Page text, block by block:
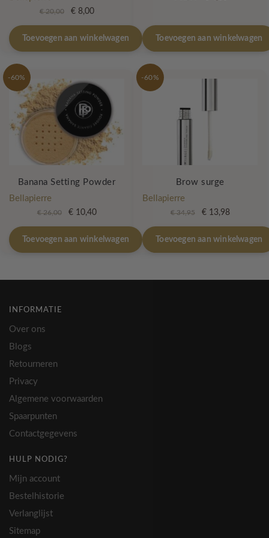
€20,00
Oorspronkelijke
prijs
was:
€ 20,00.
€8,00Huidige
prijs
is:
€ 8,00.
Toevoegen aan winkelwagen
€ 12,00.€ 4,80.
Toevoegen aan winkelwagen
-60%
Banana Setting Powder
Bellapierre
€26,00
Oorspronkelijke
prijs
was:
€ 26,00.
€10,40Huidige
prijs
is:
€ 10,40.
Toevoegen aan winkelwagen
-60%
Brow surge
Bellapierre
€34,95
Oorspronkelijke
prijs
was:
€ 34,95.
€13,98Huidige
prijs
is:
€ 13,98.
Toevoegen aan winkelwagen
INFORMATIE
Over ons
Blogs
Retourneren
Privacy
Algemene voorwaarden
Spaarpunten
Contactgegevens
HULP NODIG?
Mijn account
Bestelhistorie
Verlanglijst
Sitemap